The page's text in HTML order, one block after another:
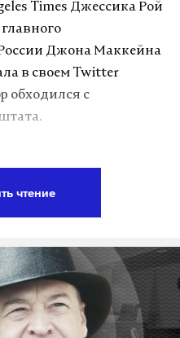
Times Джессика Рой
России Джона Маккейна
в своем Twitter
обходился с
Письмо не осталось
не таким, на какой
Сенатор
уехать из Аризоны».
чтение